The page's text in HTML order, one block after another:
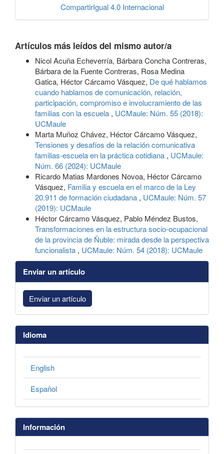
CompartirIgual 4.0 Internacional
Artículos más leídos del mismo autor/a
Nicol Acuña Echeverría, Bárbara Concha Contreras,
Bárbara de la Fuente Contreras, Rosa Medina
Gatica, Héctor Cárcamo Vásquez, De qué hablamos
cuando hablamos de comunicación, relación,
participación, compromiso e involucramiento de las
familias con la escuela , UCMaule: Núm. 55 (2018):
UCMaule
Marta Muñoz Chávez, Héctor Cárcamo Vásquez,
Tensiones y desafíos de la relación comunicativa
familias-escuela en la práctica cotidiana , UCMaule:
Núm. 66 (2024): UCMaule
Ricardo Matias Mardones Novoa, Héctor Cárcamo
Vásquez, Familia y escuela en el marco de la Ley
20.911 de formación ciudadana , UCMaule: Núm. 57
(2019): UCMaule
Héctor Cárcamo Vásquez, Pablo Méndez Bustos,
Transformaciones en la estructura socio-ocupacional
de la provincia de Ñuble: mirada desde la perspectiva
funcionalista , UCMaule: Núm. 54 (2018): UCMaule
Enviar un artículo
Enviar un artículo
Idioma
English
Español
Información